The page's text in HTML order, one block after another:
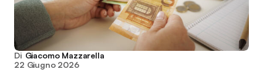
Di Giacomo Mazzarella
22 Giugno 2026